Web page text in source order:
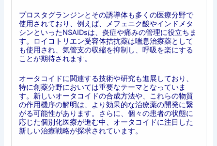
プロスタグランジンとその誘導体も多くの医療分野で
使用されており、例えば、メフェニク酸やインドメタ
シンといったNSAIDsは、炎症や痛みの管理に役立ちま
す。ロイコトリエン受容体拮抗薬は喘息治療薬として
も使用され、気管支の収縮を抑制し、呼吸を楽にする
ことが期待されます。
オータコイドに関連する技術や研究も進展しており、
特に創薬分野においては重要なテーマとなっていま
す。新しいオータコイドの合成方法や、これらの物質
の作用機序の解明は、より効果的な治療薬の開発に繋
がる可能性があります。さらに、個々の患者の状態に
応じた個別化医療が進む中、オータコイドに注目した
新しい治療戦略が探求されています。